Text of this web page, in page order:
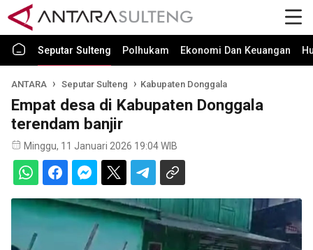
Seputar Sulteng Polhukam Ekonomi Dan Keuangan
ANTARA Seputar Sulteng Kabupaten Donggala
Empat desa di Kabupaten Donggala
terendam banjir
Minggu, 11 Januari 2026 19:04 WIB